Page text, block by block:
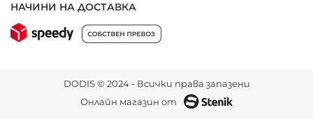
НАЧИНИ НА ДОСТАВКА
DODIS © 2024 - Всички права запазени
Онлайн магазин от